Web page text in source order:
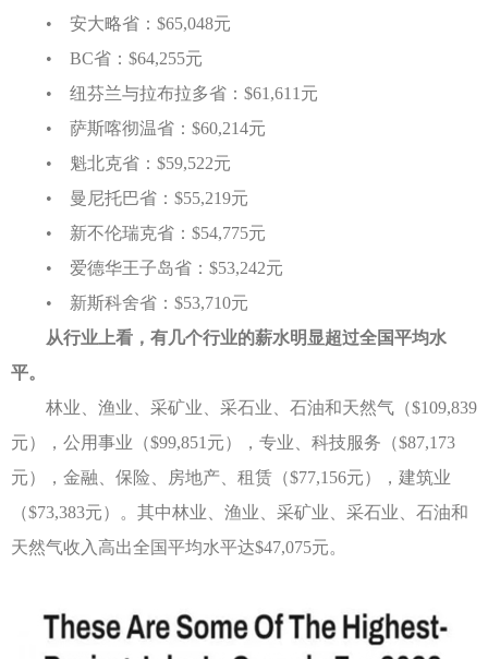
• 安大略省：$65,048元
• BC省：$64,255元
• 纽芬兰与拉布拉多省：$61,611元
• 萨斯喀彻温省：$60,214元
• 魁北克省：$59,522元
• 曼尼托巴省：$55,219元
• 新不伦瑞克省：$54,775元
• 爱德华王子岛省：$53,242元
• 新斯科舍省：$53,710元
从行业上看，有几个行业的薪水明显超过全国平均水
平。
林业、渔业、采矿业、采石业、石油和天然气（$109,839
元），公用事业（$99,851元），专业、科技服务（$87,173
元），金融、保险、房地产、租赁（$77,156元），建筑业
（$73,383元）。其中林业、渔业、采矿业、采石业、石油和
天然气收入高出全国平均水平达$47,075元。